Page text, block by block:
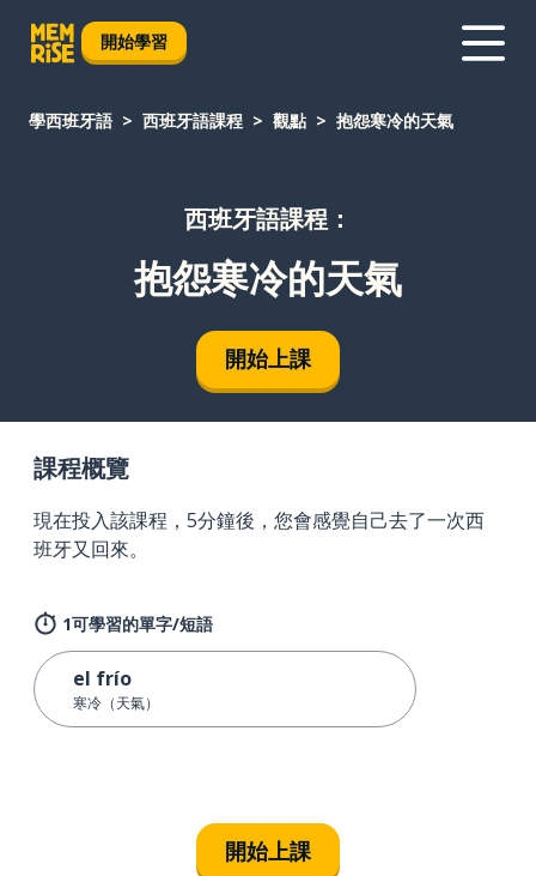
開始學習
學西班牙語 西班牙語課程 觀點 抱怨寒冷的天氣
西班牙語課程：
抱怨寒冷的天氣
開始上課
課程概覽
現在投入該課程，5分鐘後，您會感覺自己去了一次西
班牙又回來。
1可學習的單字/短語
el frío
寒冷（天氣）
開始上課